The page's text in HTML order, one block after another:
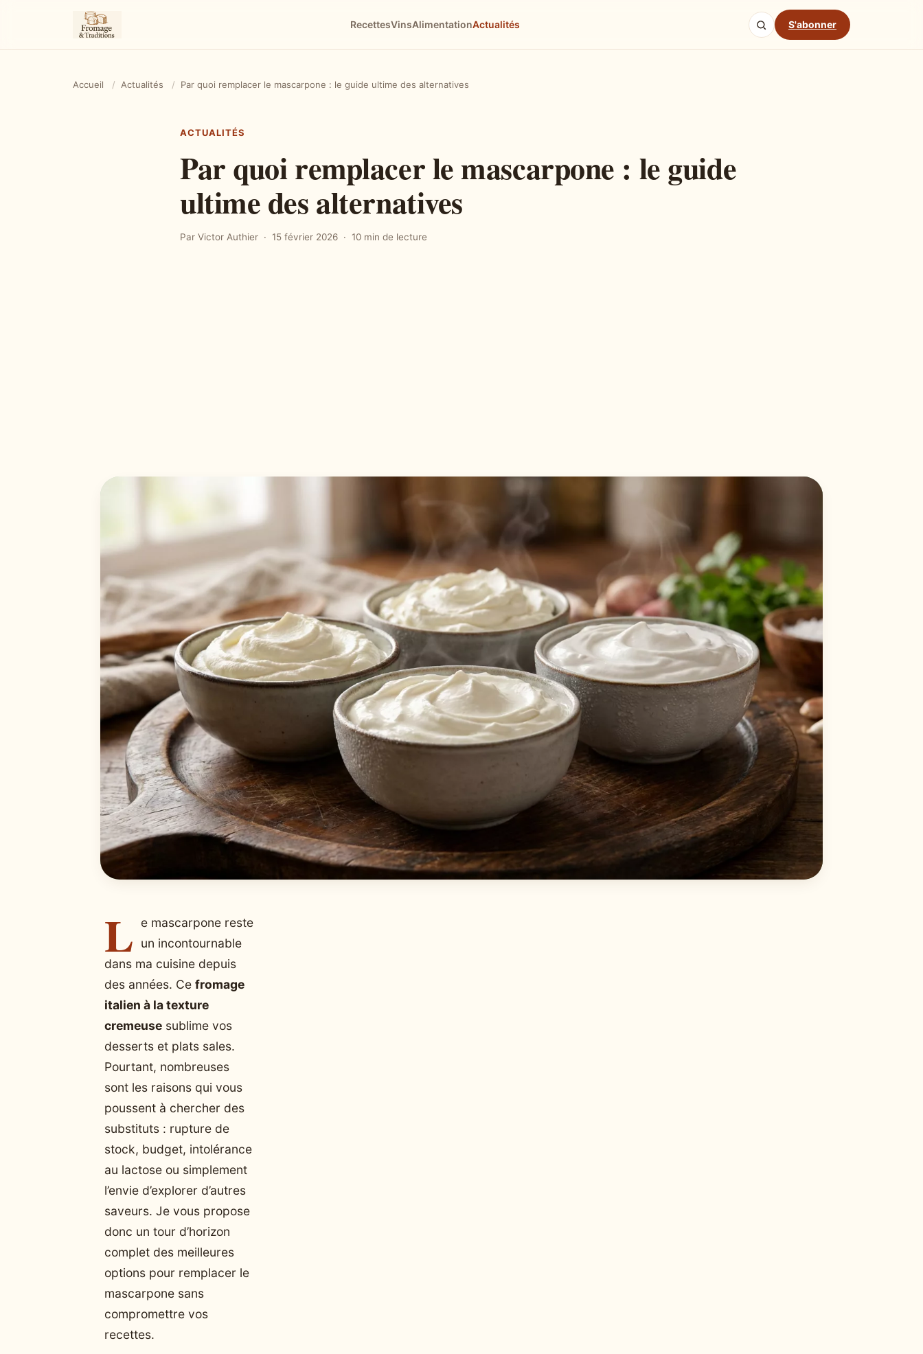
RecettesVinsAlimentationActualités S'abonner
Accueil / Actualités / Par quoi remplacer le mascarpone : le guide ultime des alternatives
ACTUALITÉS
Par quoi remplacer le mascarpone : le guide
ultime des alternatives
Par Victor Authier 15 février 2026 10 min de lecture
L
e mascarpone reste
un incontournable
dans ma cuisine depuis
des années. Ce fromage
italien à la texture
cremeuse sublime vos
desserts et plats sales.
Pourtant, nombreuses
sont les raisons qui vous
poussent à chercher des
substituts : rupture de
stock, budget, intolérance
au lactose ou simplement
l’envie d’explorer d’autres
saveurs. Je vous propose
donc un tour d’horizon
complet des meilleures
options pour remplacer le
mascarpone sans
compromettre vos
recettes.